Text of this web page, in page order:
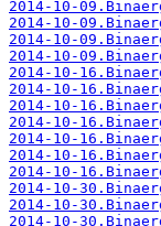
2014-10-
2014-10-
2014-10-
2014-10-
2014-10-
2014-10-
2014-10-
2014-10-
2014-10-
2014-10-
2014-10-
2014-10-
2014-10-
2014-10-